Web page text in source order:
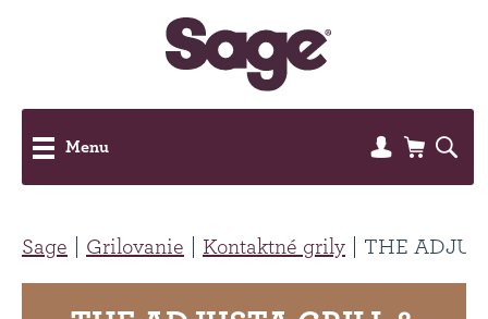
Menu
Sage Grilovanie Kontaktné grily THE